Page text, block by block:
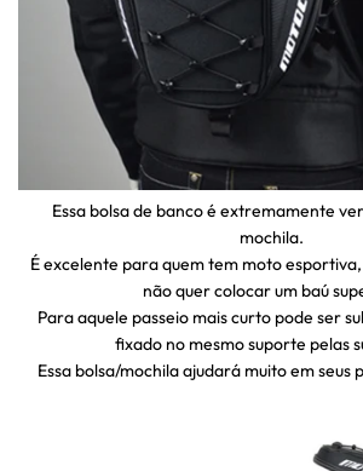
Essa bolsa de banco é extremamente
mochila.
É excelente para quem tem moto
não quer colocar um baú
Para aquele passeio mais curto pode ser
fixado no mesmo suporte pelas
Essa bolsa/mochila ajudará muito em seus